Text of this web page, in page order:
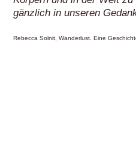
gänzlich in unseren
Rebecca Solnit, Wanderlust. Eine